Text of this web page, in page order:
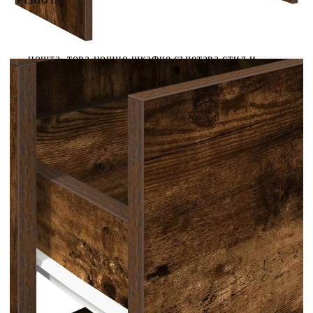
Независимо дали търсите любимата си книга,
нощта, това нощно шкафче съчетава стил и
практичност, което го прави чудесен избор за
вашето нощно шкафче. Стабилен и издръжлив
материал: Инженерната дървесина е издръжлив
и стабилен материал с гладка повърхност, която
е устойчива на влага, изкривяване и
разцепване, което я прави надежден избор за
различни проекти.Достатъчно място за
съхранение: Шкафът осигурява достатъчно
място за съхранение с едно чекмедже и едно
отворено отделение, което ви позволява да
организирате и съхранявате предмети като
книги, списания или лични вещи, за да запазите
спалнята си без безпорядък.Практическа
употреба: С идеална височина за лесен достъп
от леглото, тази маса е проектирана за
функционалност и удобство. Чекмеджетата са с
практични дръжки, които гарантират, че се
отварят гладко и без усилие.Лесна за
поддръжка: Благодарение на гладката си
повърхност, шкафът се почиства лесно с влажна